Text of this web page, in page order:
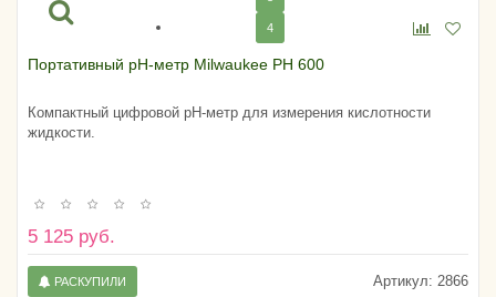
4
Портативный pH-метр Milwaukee PH 600
Компактный цифровой pH-метр для измерения кислотности
жидкости.
5 125 руб.
Артикул: 2866
РАСКУПИЛИ